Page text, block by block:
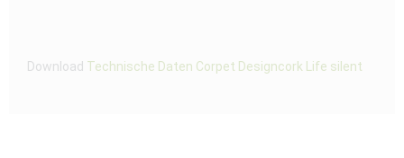
Download Technische Daten Corpet Designcork Life silent